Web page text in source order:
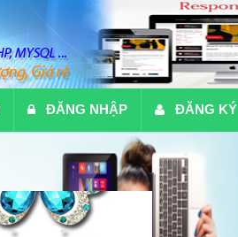
ĐĂNG NHẬP ĐĂNG KÝ